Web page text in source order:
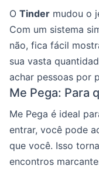
O Tinder mudou o
Com um sistema
não, fica fácil
sua vasta
achar pessoas por
Me Pega: Para
Me Pega é ideal
entrar, você pode
que você. Isso
encontros